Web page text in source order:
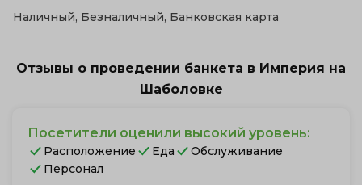
Наличный, Безналичный, Банковская карта
Отзывы о проведении банкета в Империя на
Шаболовке
Посетители оценили высокий уровень:
Расположение Еда
Обслуживание
Персонал